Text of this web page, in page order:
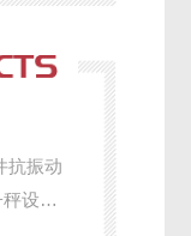
抗振动
设